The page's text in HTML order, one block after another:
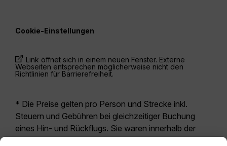
Cookie-Einstellungen
Link öffnet sich in einem neuen Fenster. Externe
Webseiten entsprechen möglicherweise nicht den
Richtlinien für Barrierefreiheit.
* Die Preise gelten pro Person und Strecke inkl.
Steuern und Gebühren bei gleichzeitiger Buchung
eines Hin- und Rückflugs. Sie waren innerhalb der
letzten 24 Stunden verfügbar und sind